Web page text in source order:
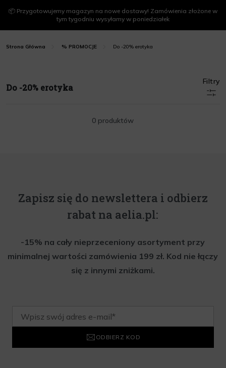
📦 Przygotowujemy magazyn na nowe dostawy! Zamówienia złożone w
tym tygodniu wysyłamy w poniedziałek
Strona Główna % PROMOCJE Do -20% erotyka
Do -20% erotyka
Filtry
0 produktów
Zapisz się do newslettera i odbierz
rabat na aelia.pl:
-15% na cały nieprzeceniony asortyment przy
minimalnej wartości zamówienia 199 zł. Kod nie łączy
się z innymi zniżkami.
ODBIERZ KOD